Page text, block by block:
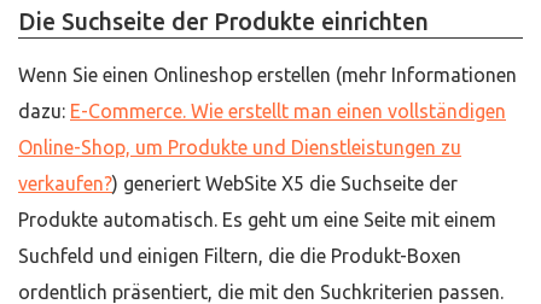
Die Suchseite der Produkte einrichten
Wenn Sie einen Onlineshop erstellen (mehr Informationen
dazu: E-Commerce. Wie erstellt man einen vollständigen
Online-Shop, um Produkte und Dienstleistungen zu
verkaufen?) generiert WebSite X5 die Suchseite der
Produkte automatisch. Es geht um eine Seite mit einem
Suchfeld und einigen Filtern, die die Produkt-Boxen
ordentlich präsentiert, die mit den Suchkriterien passen.